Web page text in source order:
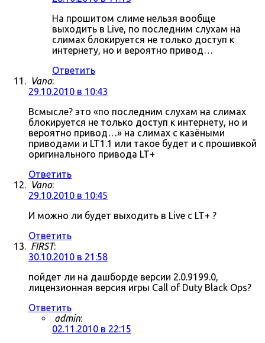
На прошитом слиме нельзя вообще
выходить в Live, по последним слухам на
слимах блокируется не только доступ к
интернету, но и вероятно привод…
Ответить
Vano:
29.10.2010 в 10:43
Всмысле? это «по последним слухам на слимах
блокируется не только доступ к интернету, но и
вероятно привод…» на слимах с казёными
приводами и LT1.1 или такое будет и с прошивкой
оригинального привода LT+
Ответить
Vano:
29.10.2010 в 10:45
И можно ли будет выходить в Live c LT+ ?
Ответить
FIRST:
30.10.2010 в 21:58
пойдет ли на дашборде версии 2.0.9199.0,
лицензионная версия игры Call of Duty Black Ops?
Ответить
admin:
02.11.2010 в 22:15